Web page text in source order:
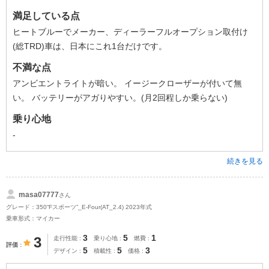
満足している点
ヒートブルーでメーカー、ディーラーフルオープション取付け
(総TRD)車は、日本にこれ1台だけです。
不満な点
アンビエントライトが暗い。 イージークローザーが付いて無
い。 バッテリーがアガりやすい。(月2回程しか乗らない)
乗り心地
-
続きを見る
masa07777さん
グレード：350“Fスポーツ”_E-Four(AT_2.4) 2023年式
乗車形式：マイカー
評価 3 走行性能 3 乗り心地 5 燃費 1
デザイン 5 積載性 5 価格 3